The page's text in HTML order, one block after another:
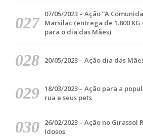
07/05/2023 – Ação “A
Marsilac (entrega de 1.800
para o dia das Mães)
20/05/2023 – Ação dia das
18/03/2023 – Ação para a
rua e seus pets
26/02/2023 – Ação no Girassol
Idosos